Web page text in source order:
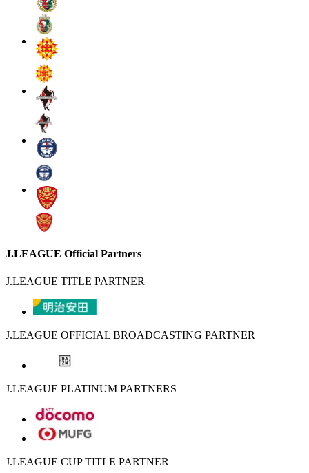
J.LEAGUE Official Partners
J.LEAGUE TITLE PARTNER
J.LEAGUE OFFICIAL BROADCASTING PARTNER
J.LEAGUE PLATINUM PARTNERS
J.LEAGUE CUP TITLE PARTNER